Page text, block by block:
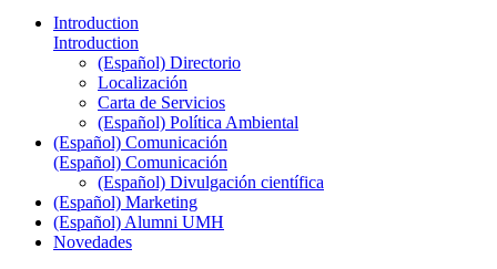
Introduction
Introduction
(Español) Directorio
Localización
Carta de Servicios
(Español) Política Ambiental
(Español) Comunicación
(Español) Comunicación
(Español) Divulgación científica
(Español) Marketing
(Español) Alumni UMH
Novedades